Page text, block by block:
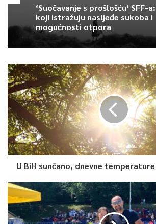
‘Suočavanje s prošlošću’ SFF-
koji istražuju nasljeđe sukoba i
mogućnosti otpora
U BiH sunčano, dnevne